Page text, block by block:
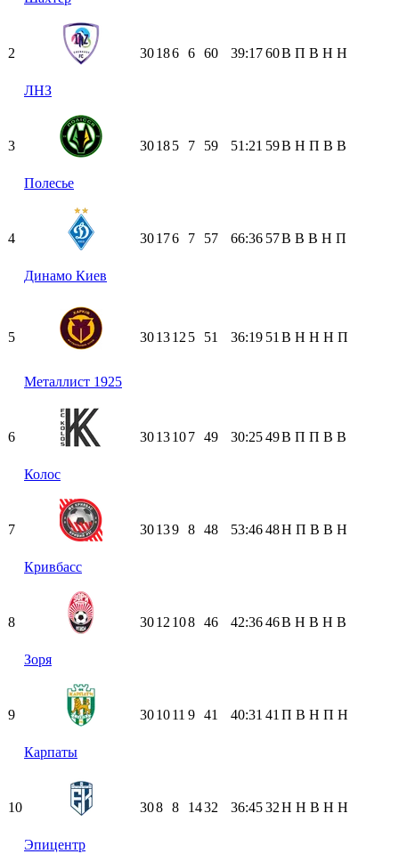
2
ЛНЗ
30186 6 60 39:1760В П В Н Н
3
Полесье
30185 7 59 51:21 59В Н П В В
4
Динамо Киев
30176 7 57 66:36 57В В В Н П
5
Металлист 1925
301312 5 51 36:19 51 В Н Н Н П
6
Колос
3013107 49 30:2549В П П В В
7
Кривбасс
30139 8 48 53:4648Н П В В Н
8
Зоря
3012 108 46 42:3646В Н В Н В
9
Карпаты
301011 9 41 40:31 41 П В Н П Н
10
Эпицентр
308 8 1432 36:4532Н Н В Н Н